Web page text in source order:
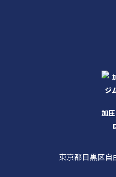
加
東京都目黒区